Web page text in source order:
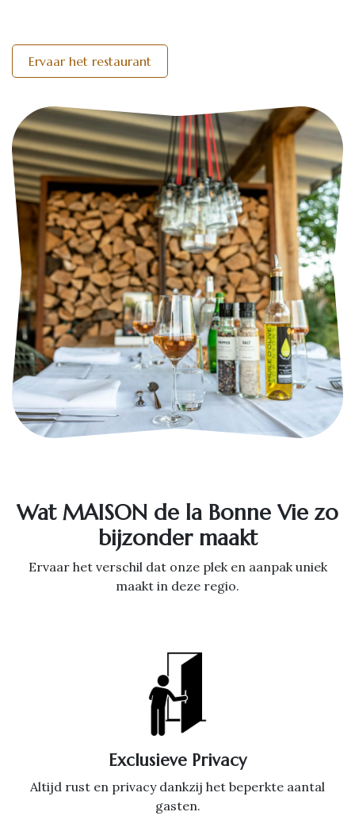
Ervaar het restaurant
Wat MAISON de la Bonne Vie zo
bijzonder maakt
Ervaar het verschil dat onze plek en aanpak uniek
maakt in deze regio.
Exclusieve Privacy
Altijd rust en privacy dankzij het beperkte aantal
gasten.